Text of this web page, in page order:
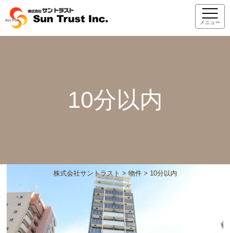
メニュー
10分以内
株式会社サントラスト > 物件> 10分以内